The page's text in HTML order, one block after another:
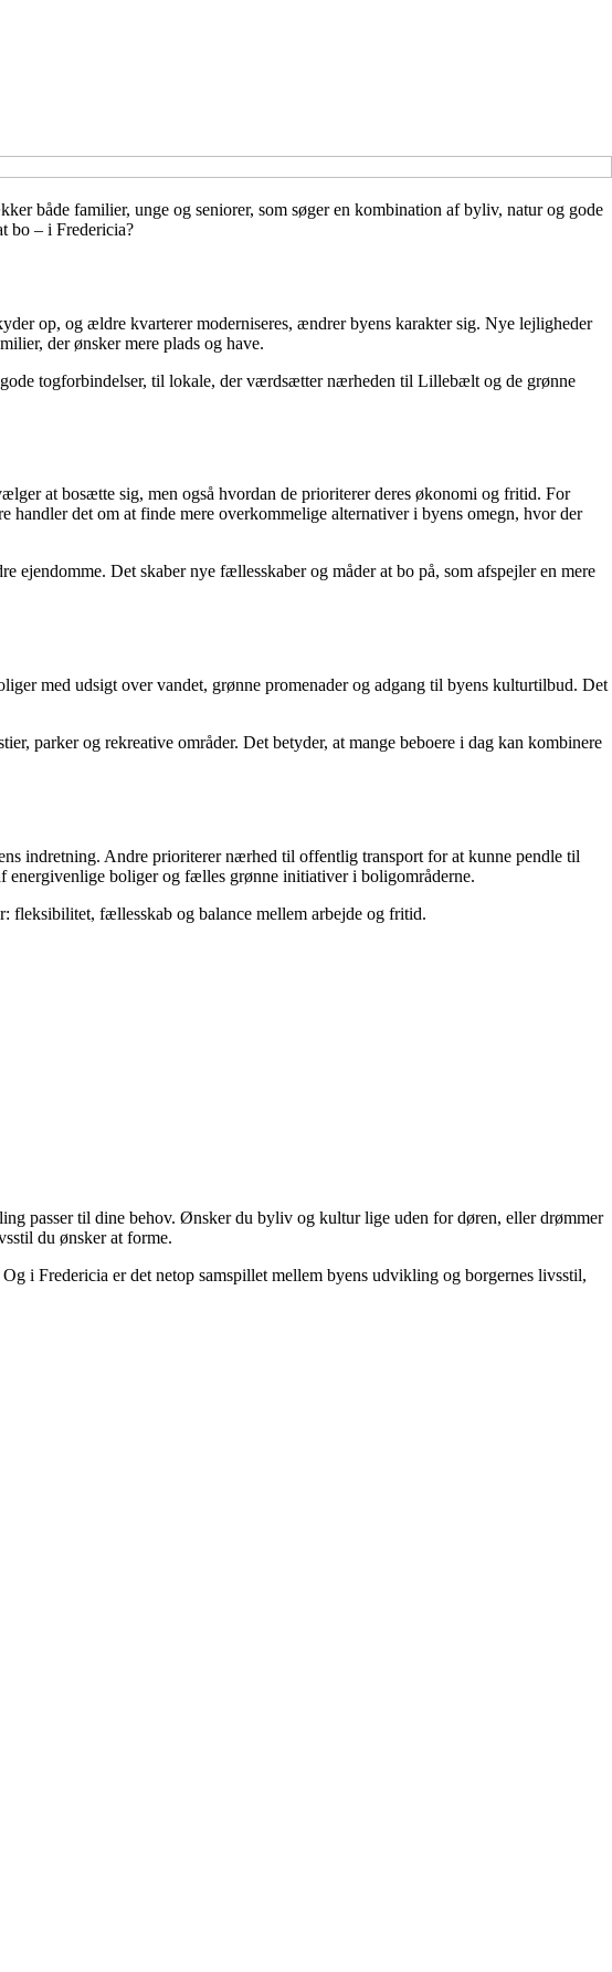
både familier, unge og seniorer, som søger en kombination af byliv, natur og gode
bo – i Fredericia?
op, og ældre kvarterer moderniseres, ændrer byens karakter sig. Nye lejligheder
der ønsker mere plads og have.
togforbindelser, til lokale, der værdsætter nærheden til Lillebælt og de grønne
at bosætte sig, men også hvordan de prioriterer deres økonomi og fritid. For
det om at finde mere overkommelige alternativer i byens omegn, hvor der
Det skaber nye fællesskaber og måder at bo på, som afspejler en mere
med udsigt over vandet, grønne promenader og adgang til byens kulturtilbud. Det
parker og rekreative områder. Det betyder, at mange beboere i dag kan kombinere
indretning. Andre prioriterer nærhed til offentlig transport for at kunne pendle til
energivenlige boliger og fælles grønne initiativer i boligområderne.
fleksibilitet, fællesskab og balance mellem arbejde og fritid.
passer til dine behov. Ønsker du byliv og kultur lige uden for døren, eller drømmer
du ønsker at forme.
i Fredericia er det netop samspillet mellem byens udvikling og borgernes livsstil,